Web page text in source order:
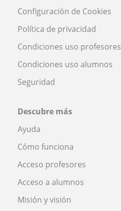
Configuración de Cookies
Política de privacidad
Condiciones uso profesores
Condiciones uso alumnos
Seguridad
Descubre más
Ayuda
Cómo funciona
Acceso profesores
Acceso a alumnos
Misión y visión